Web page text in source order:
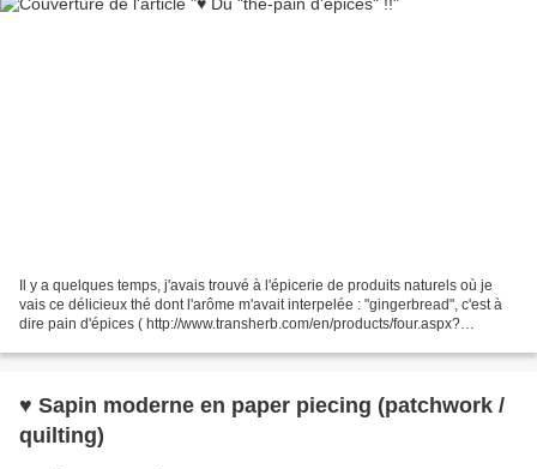
Il y a quelques temps, j'avais trouvé à l'épicerie de produits naturels où je
vais ce délicieux thé dont l'arôme m'avait interpelée : "gingerbread", c'est à
dire pain d'épices ( http://www.transherb.com/en/products/four.aspx?
♥ Sapin moderne en paper piecing (patchwork /
quilting)